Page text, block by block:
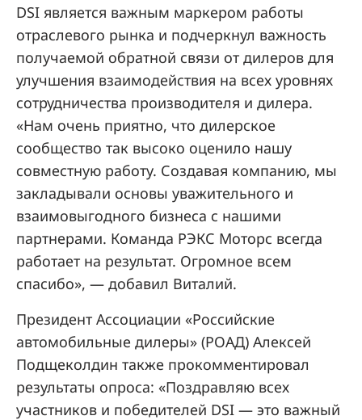
DSI является важным маркером работы
отраслевого рынка и подчеркнул важность
получаемой обратной связи от дилеров для
улучшения взаимодействия на всех уровнях
сотрудничества производителя и дилера.
«Нам очень приятно, что дилерское
сообщество так высоко оценило нашу
совместную работу. Создавая компанию, мы
закладывали основы уважительного и
взаимовыгодного бизнеса с нашими
партнерами. Команда РЭКС Моторс всегда
работает на результат. Огромное всем
спасибо», — добавил Виталий.
Президент Ассоциации «Российские
автомобильные дилеры» (РОАД) Алексей
Подщеколдин также прокомментировал
результаты опроса: «Поздравляю всех
участников и победителей DSI — это важный